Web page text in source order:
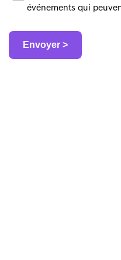
événements qui